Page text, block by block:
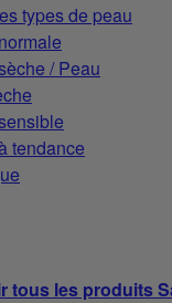
types de peau
/ Peau
tendance
tous les produits